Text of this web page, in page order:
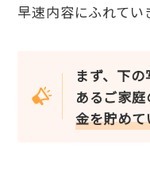
早速内容にふれてい
まず、下の
あるご家
金を貯め